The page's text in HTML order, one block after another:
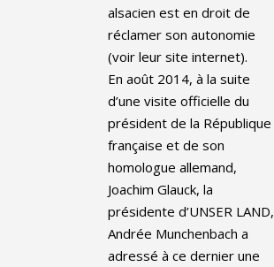
alsacien est en droit de
réclamer son autonomie
(voir leur site internet).
En août 2014, à la suite
d’une visite officielle du
président de la République
française et de son
homologue allemand,
Joachim Glauck, la
présidente d’UNSER LAND,
Andrée Munchenbach a
adressé à ce dernier une